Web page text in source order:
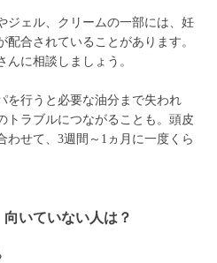
ジェル、クリームの一部には、妊
合されていることがあります。
に相談しましょう。
を行うと必要な油分まで失われ
トラブルにつながることも。頭皮
わせて、3週間～1ヵ月に一度くら
いていない人は？